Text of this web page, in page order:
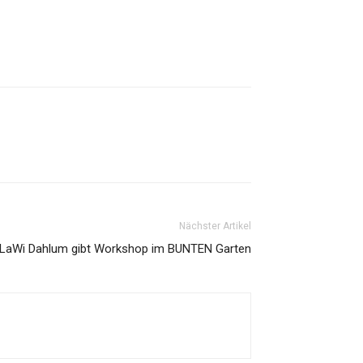
Nächster Artikel
Dahlum gibt Workshop im BUNTEN Garten